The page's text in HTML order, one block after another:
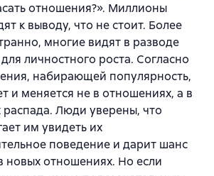
отношения?». Миллионы
к выводу, что не стоит. Более
многие видят в разводе
личностного роста. Согласно
набирающей популярность,
и меняется не в отношениях, а в
распада. Люди уверены, что
им увидеть их
поведение и дарит шанс
новых отношениях. Но если